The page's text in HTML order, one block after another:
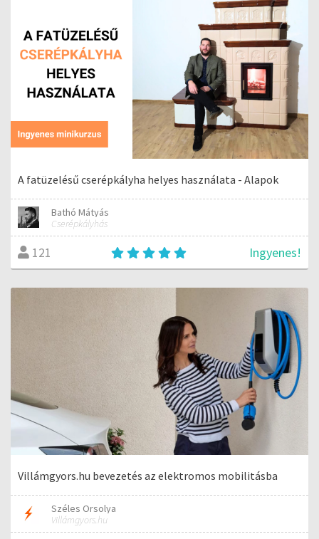
A fatüzelésű cserépkályha helyes használata - Alapok
Bathó Mátyás
Cserépkályhás
121 Ingyenes!
Villámgyors.hu bevezetés az elektromos mobilitásba
Széles Orsolya
Villámgyors.hu